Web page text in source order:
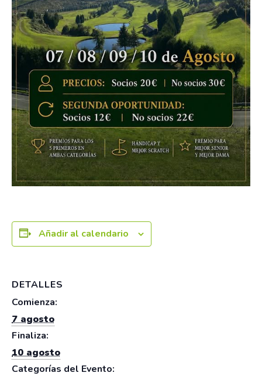
Añadir al calendario
DETALLES
Comienza:
7 agosto
Finaliza:
10 agosto
Categorías del Evento: